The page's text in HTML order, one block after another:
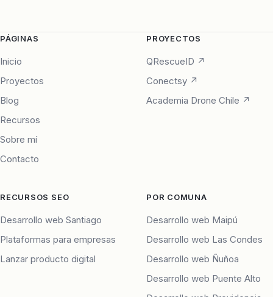
PÁGINAS
Inicio
Proyectos
Blog
Recursos
Sobre mí
Contacto
PROYECTOS
QRescueID ↗
Conectsy ↗
Academia Drone Chile ↗
RECURSOS SEO
Desarrollo web Santiago
Plataformas para empresas
Lanzar producto digital
POR COMUNA
Desarrollo web Maipú
Desarrollo web Las Condes
Desarrollo web Ñuñoa
Desarrollo web Puente Alto